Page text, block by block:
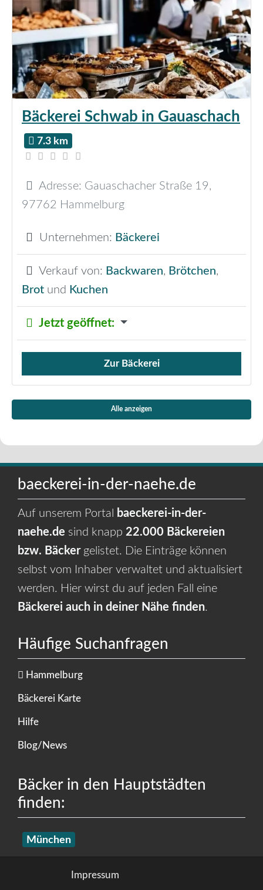
Bäckerei Schwab in Gauaschach
7.3 km
Adresse: Gauaschacher Straße 19,
97762 Hammelburg
Unternehmen: Bäckerei
Verkauf von: Backwaren, Brötchen,
Brot und Kuchen
Jetzt geöffnet:
Verkauf von Brötchen,
Zur Bäckerei
Alle anzeigen
baeckerei-in-der-naehe.de
Auf unserem Portal
baeckerei-in-der-
naehe.de sind knapp 22.000 Bäckereien
bzw. Bäckergelistet. Die Einträge können
selbst vom Inhaber verwaltet und aktualisiert
werden. Hier wirst du auf jeden Fall eine
Bäckerei auch in deiner Nähe finden.
Häufige Suchanfragen
Hammelburg
Bäckerei Karte
Hilfe
Blog/News
Bäcker in den Hauptstädten
finden:
München
Impressum